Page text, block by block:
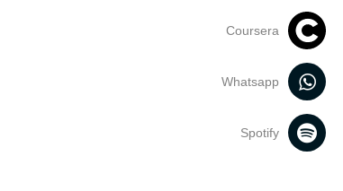
Coursera
Whatsapp
Spotify